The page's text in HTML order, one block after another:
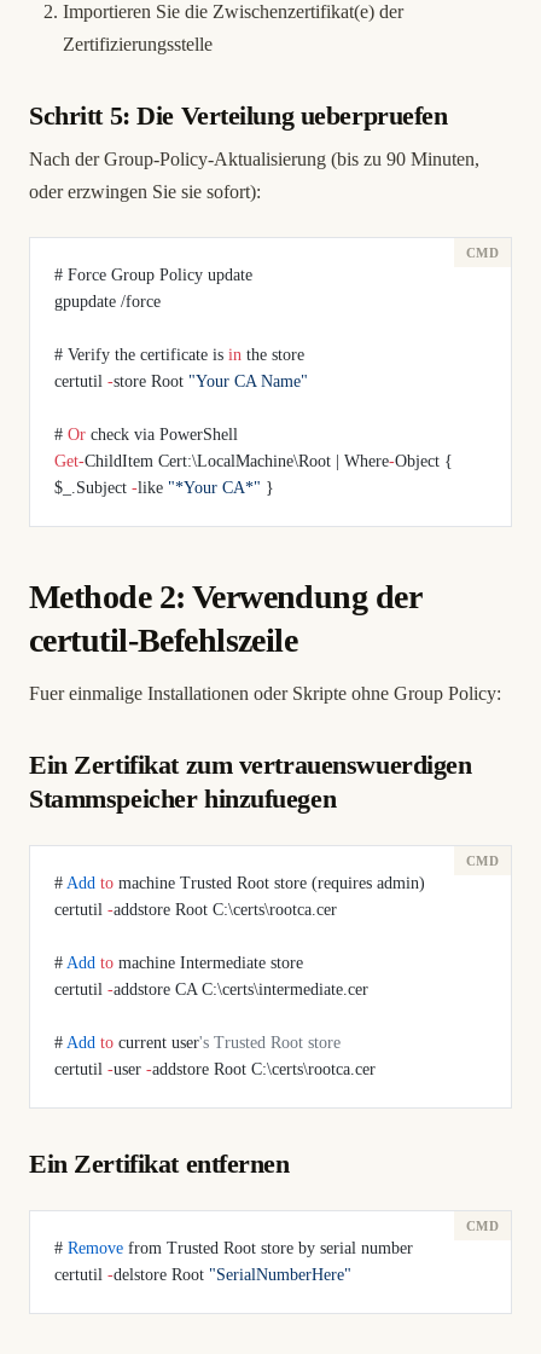
Importieren Sie die Zwischenzertifikat(e) der
Zertifizierungsstelle
Schritt 5: Die Verteilung ueberpruefen
Nach der Group-Policy-Aktualisierung (bis zu 90 Minuten,
oder erzwingen Sie sie sofort):
# Force Group Policy update
gpupdate /force
# Verify the certificate is in the store
certutil -store Root "Your CA Name"
# Or check via PowerShell
Get-ChildItem Cert:\LocalMachine\Root | Where-Object {
$_.Subject -like "*Your CA*" }
Methode 2: Verwendung der
certutil-Befehlszeile
Fuer einmalige Installationen oder Skripte ohne Group Policy:
Ein Zertifikat zum vertrauenswuerdigen
Stammspeicher hinzufuegen
# Add to machine Trusted Root store (requires admin)
certutil -addstore Root C:\certs\rootca.cer
# Add to machine Intermediate store
certutil -addstore CA C:\certs\intermediate.cer
# Add to current user's Trusted Root store
certutil -user -addstore Root C:\certs\rootca.cer
Ein Zertifikat entfernen
# Remove from Trusted Root store by serial number
certutil -delstore Root "SerialNumberHere"